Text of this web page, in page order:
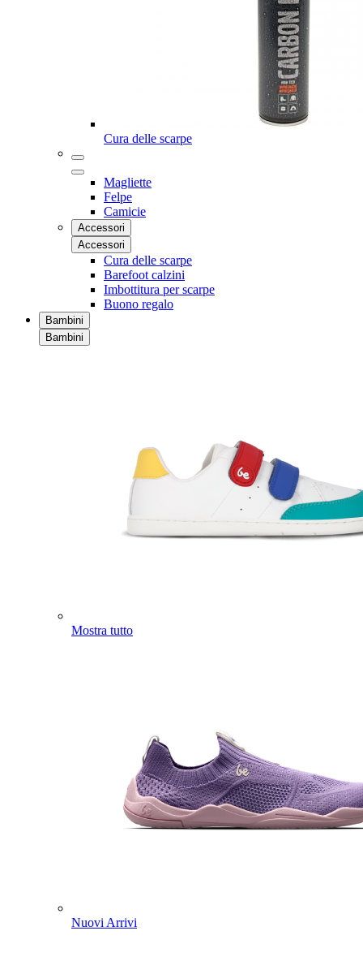
Cura delle scarpe
Magliette
Felpe
Camicie
Accessori
Accessori
Cura delle scarpe
Barefoot calzini
Imbottitura per scarpe
Buono regalo
Bambini
Bambini
Mostra tutto
Nuovi Arrivi